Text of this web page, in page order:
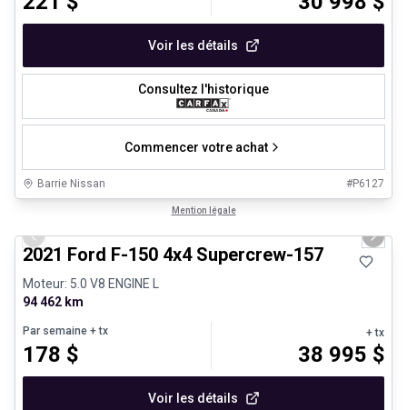
Voir les détails
Consultez l'historique
Commencer votre achat
Barrie Nissan #P6127
Mention légale
Previous slide Next
2021 Ford F-150 4x4 Supercrew-157
Moteur: 5.0 V8 ENGINE L
94 462 km
Par semaine + tx
178 $
+ tx
38 995 $
Voir les détails